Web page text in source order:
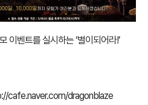
벤트를 실시하는 ‘별이되어라!’
cafe.naver.com/dragonblaze